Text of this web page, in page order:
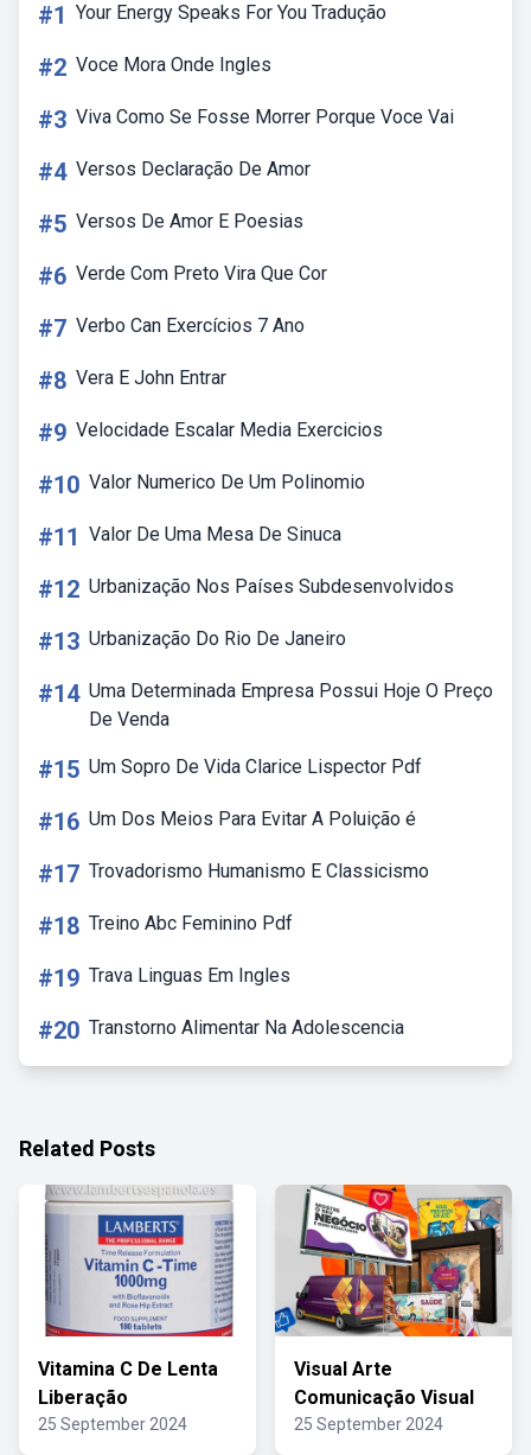
#1 Your Energy Speaks For You Tradução
#2 Voce Mora Onde Ingles
#3 Viva Como Se Fosse Morrer Porque Voce Vai
#4 Versos Declaração De Amor
#5 Versos De Amor E Poesias
#6 Verde Com Preto Vira Que Cor
#7 Verbo Can Exercícios 7 Ano
#8 Vera E John Entrar
#9 Velocidade Escalar Media Exercicios
#10 Valor Numerico De Um Polinomio
#11 Valor De Uma Mesa De Sinuca
#12 Urbanização Nos Países Subdesenvolvidos
#13 Urbanização Do Rio De Janeiro
#14 Uma Determinada Empresa Possui Hoje O Preço
De Venda
#15 Um Sopro De Vida Clarice Lispector Pdf
#16 Um Dos Meios Para Evitar A Poluição é
#17 Trovadorismo Humanismo E Classicismo
#18 Treino Abc Feminino Pdf
#19 Trava Linguas Em Ingles
#20 Transtorno Alimentar Na Adolescencia
Related Posts
Vitamina C De Lenta
Liberação
25 September 2024
Visual Arte
Comunicação Visual
25 September 2024